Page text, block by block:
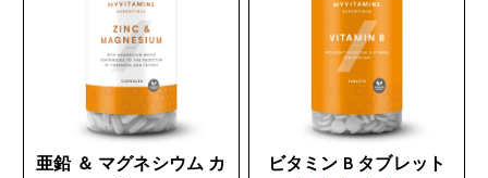
亜鉛 ＆ マグネシウム カ
ビタミン B タブレット